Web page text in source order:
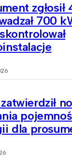
zgłosił
700
dla